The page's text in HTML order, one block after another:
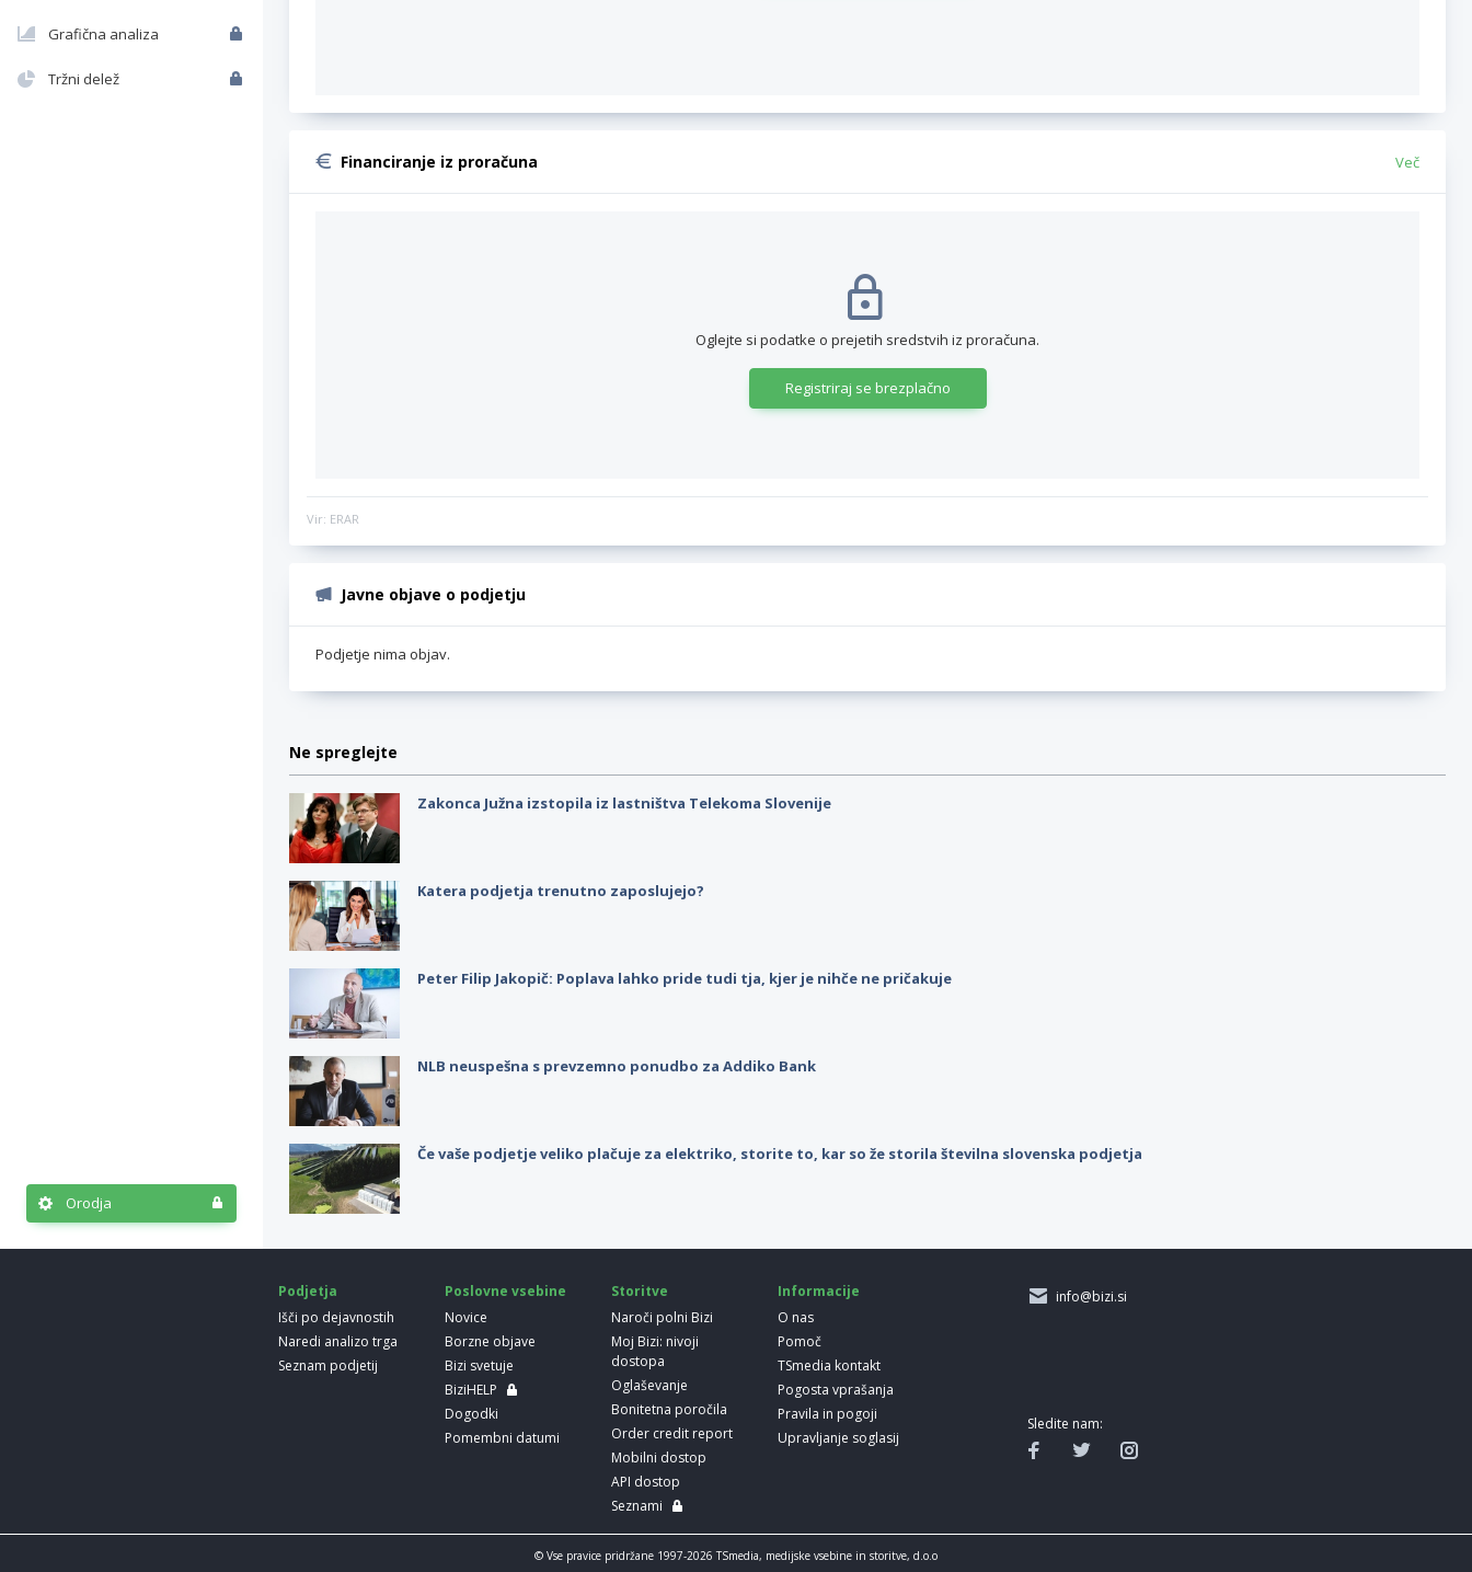
Grafična analiza
Tržni delež
Orodja
Financiranje iz proračuna Več
Oglejte si podatke o prejetih sredstvih iz proračuna.
Registriraj se brezplačno
Vir: ERAR
Javne objave o podjetju
Podjetje nima objav.
Ne spreglejte
Zakonca Južna izstopila iz lastništva Telekoma Slovenije
Katera podjetja trenutno zaposlujejo?
Peter Filip Jakopič: Poplava lahko pride tudi tja, kjer je nihče ne pričakuje
NLB neuspešna s prevzemno ponudbo za Addiko Bank
Če vaše podjetje veliko plačuje za elektriko, storite to, kar so že storila številna slovenska podjetja
Podjetja
Išči po dejavnostih
Naredi analizo trga
Seznam podjetij
Poslovne vsebine
Novice
Borzne objave
Bizi svetuje
BiziHELP
Dogodki
Pomembni datumi
Storitve
Naroči polni Bizi
Moj Bizi: nivoji
dostopa
Oglaševanje
Bonitetna poročila
Order credit report
Mobilni dostop
API dostop
Seznami
Informacije
O nas
Pomoč
TSmedia kontakt
Pogosta vprašanja
Pravila in pogoji
Upravljanje soglasij
info@bizi.si
Sledite nam:
© Vse pravice pridržane 1997-2026 TSmedia, medijske vsebine in storitve, d.o.o